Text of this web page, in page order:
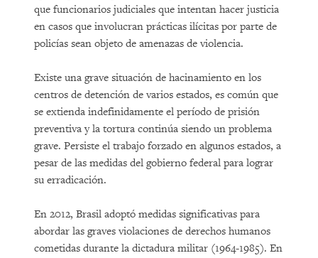
que funcionarios judiciales que intentan hacer justicia
en casos que involucran prácticas ilícitas por parte de
policías sean objeto de amenazas de violencia.
Existe una grave situación de hacinamiento en los
centros de detención de varios estados, es común que
se extienda indefinidamente el período de prisión
preventiva y la tortura continúa siendo un problema
grave. Persiste el trabajo forzado en algunos estados, a
pesar de las medidas del gobierno federal para lograr
su erradicación.
En 2012, Brasil adoptó medidas significativas para
abordar las graves violaciones de derechos humanos
cometidas durante la dictadura militar (1964-1985). En